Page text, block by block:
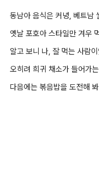
동남아 음식은 커녕, 베트남
옛날 포호아 스타일만 겨우
알고 보니 나, 잘 먹는 사람
오히려 희귀 채소가 들어가
다음에는 볶음밥을 도전해